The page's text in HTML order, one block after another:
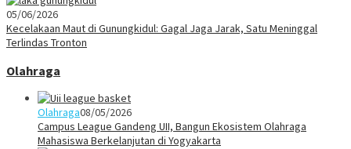
05/06/2026
Kecelakaan Maut di Gunungkidul: Gagal Jaga Jarak, Satu Meninggal
Terlindas Tronton
Olahraga
Olahraga08/05/2026
Campus League Gandeng UII, Bangun Ekosistem Olahraga
Mahasiswa Berkelanjutan di Yogyakarta